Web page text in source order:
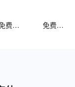
费样机 免费字体